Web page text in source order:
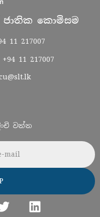
ජාතික කොමිසම
11 217007
+94 11 217007
වන්න